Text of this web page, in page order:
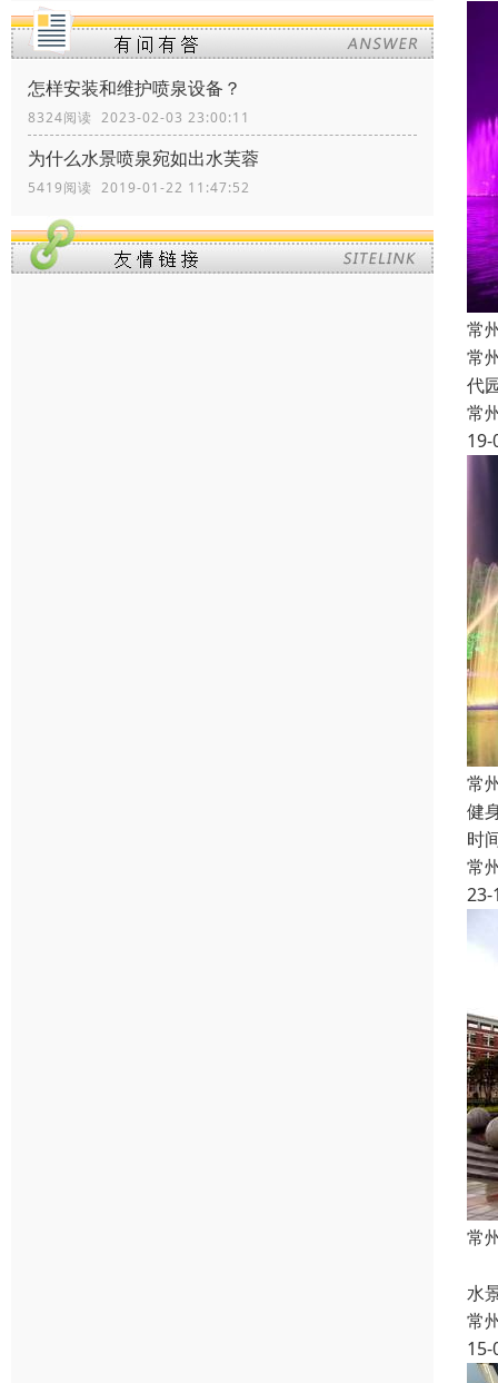
怎样安装和维护喷泉设备？
8324阅读 2023-02-03 23:00:11
为什么水景喷泉宛如出水芙蓉
5419阅读 2019-01-22 11:47:52
常
常
代
常
19-
常
健
时
常
23-
常
水
常
15-